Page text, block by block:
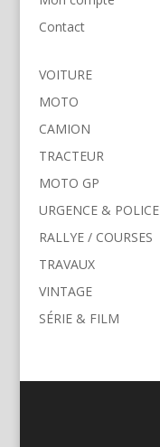
Contact
VOITURE
MOTO
CAMION
TRACTEUR
MOTO GP
URGENCE & POLICE
RALLYE / COURSES
TRAVAUX
VINTAGE
SÉRIE & FILM